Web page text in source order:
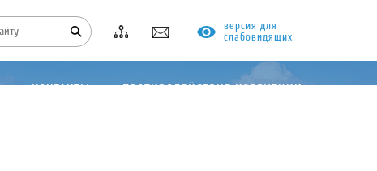
версия для
слабовидящих
КОНТАКТЫ ПРОТИВОДЕЙСТВИЕ КОРРУПЦИИ